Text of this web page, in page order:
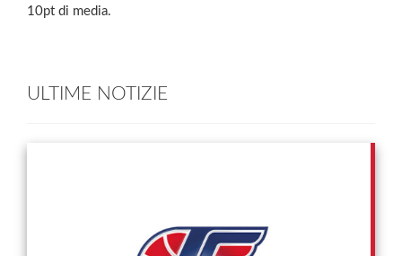
10pt di media.
ULTIME NOTIZIE